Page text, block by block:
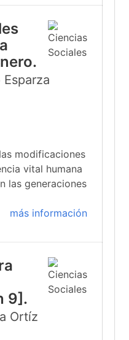
modificaciones
vital humana
las generaciones
más información
9].
Ortíz